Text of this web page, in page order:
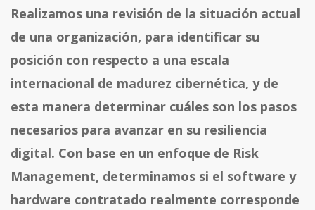
Realizamos una revisión de la situación actual
de una organización, para identificar su
posición con respecto a una escala
internacional de madurez cibernética, y de
esta manera determinar cuáles son los pasos
necesarios para avanzar en su resiliencia
digital. Con base en un enfoque de Risk
Management, determinamos si el software y
hardware contratado realmente corresponde